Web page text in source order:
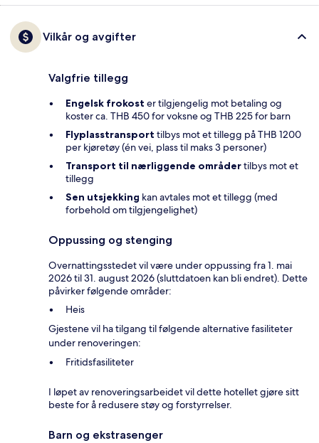
Vilkår og avgifter
Valgfrie tillegg
Engelsk frokost er tilgjengelig mot betaling og
koster ca. THB 450 for voksne og THB 225 for barn
Flyplasstransport tilbys mot et tillegg på THB 1200
per kjøretøy (én vei, plass til maks 3 personer)
Transport til nærliggende områdertilbys mot et
tillegg
Sen utsjekking kan avtales mot et tillegg (med
forbehold om tilgjengelighet)
Oppussing og stenging
Overnattingsstedet vil være under oppussing fra 1. mai
2026 til 31. august 2026 (sluttdatoen kan bli endret). Dette
påvirker følgende områder:
Heis
Gjestene vil ha tilgang til følgende alternative fasiliteter
under renoveringen:
Fritidsfasiliteter
I løpet av renoveringsarbeidet vil dette hotellet gjøre sitt
beste for å redusere støy og forstyrrelser.
Barn og ekstrasenger